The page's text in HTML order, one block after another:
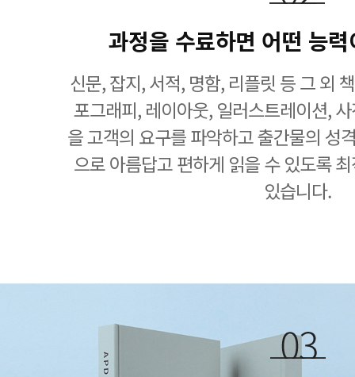
과정을 수료하면 어떤 능
신문, 잡지, 서적, 명함, 리플릿 등 그 외
포그래피, 레이아웃, 일러스트레이션,
을 고객의 요구를 파악하고 출간물의 성
으로 아름답고 편하게 읽을 수 있도록
있습니다.